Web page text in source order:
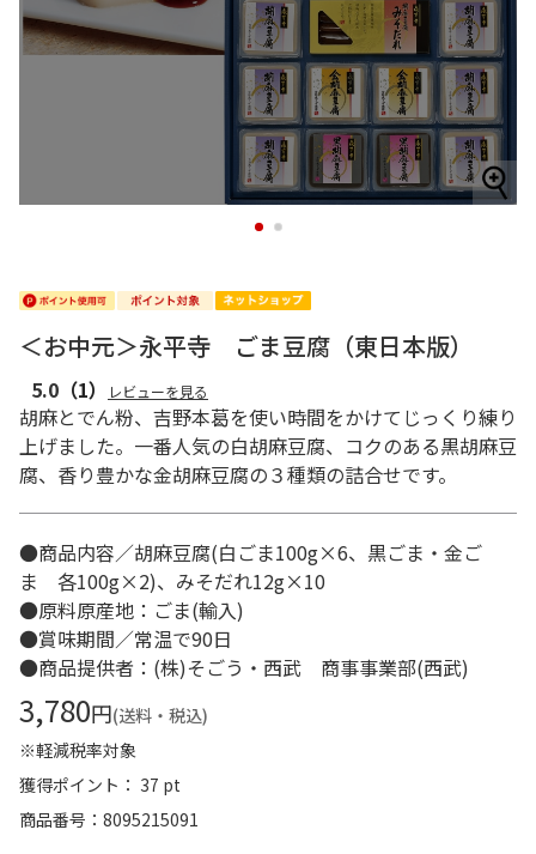
1 2
＜お中元＞永平寺 ごま豆腐（東日本版）
5.0 （1） レビューを見る
胡麻とでん粉、吉野本葛を使い時間をかけてじっくり練り
上げました。一番人気の白胡麻豆腐、コクのある黒胡麻豆
腐、香り豊かな金胡麻豆腐の３種類の詰合せです。
●商品内容／胡麻豆腐(白ごま100g×6、黒ごま・金ご
ま 各100g×2)、みそだれ12g×10
●原料原産地：ごま(輸入)
●賞味期間／常温で90日
●商品提供者：(株)そごう・西武 商事事業部(西武)
3,780円(送料・税込)
※軽減税率対象
獲得ポイント： 37 pt
商品番号
8095215091